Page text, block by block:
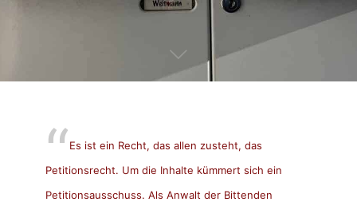
Es ist ein Recht, das allen zusteht, das
Petitionsrecht. Um die Inhalte kümmert sich ein
Petitionsausschuss. Als Anwalt der Bittenden